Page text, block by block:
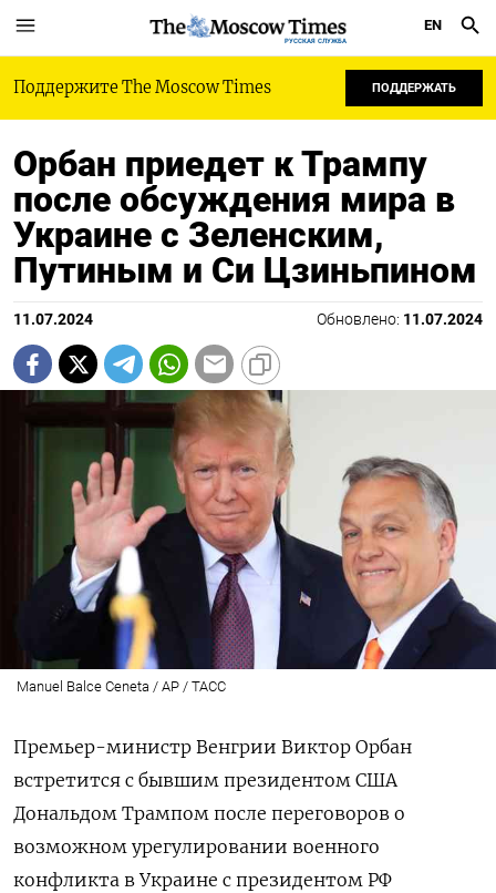
РУССКАЯ СЛУЖБА
EN
Поддержите The Moscow Times ПОДДЕРЖАТЬ
Орбан приедет к Трампу
после обсуждения мира в
Украине с Зеленским,
Путиным и Си Цзиньпином
11.07.2024 Обновлено: 11.07.2024
Manuel Balce Ceneta / AP / ТАСС
Премьер-министр Венгрии Виктор Орбан
встретится с бывшим президентом США
Дональдом Трампом после переговоров о
возможном урегулировании военного
конфликта в Украине с президентом РФ